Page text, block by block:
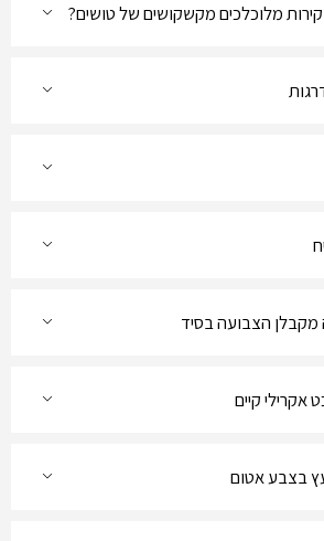
מלוכלכים מקשקושים של טושים?
הצבועה בסיד
אקרילי קיים
בצבע אטום